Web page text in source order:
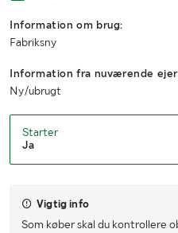
Information om brug:
Fabriksny
Information fra nuværende
Ny/ubrugt
Starter
Ja
Vigtig info
Som køber skal du kontrollere